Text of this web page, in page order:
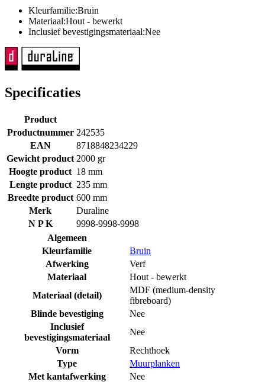
Kleurfamilie:Bruin
Materiaal:Hout - bewerkt
Inclusief bevestigingsmateriaal:Nee
Specificaties
Product
Productnummer 242535
EAN
8718848234229
Gewicht product 2000 gr
Hoogte product 18 mm
Lengte product 235 mm
Breedte product 600 mm
Merk
Duraline
N P K
9998-9998-9998
Algemeen
Kleurfamilie
Bruin
Afwerking
Verf
Materiaal
Hout - bewerkt
Materiaal (detail)
MDF (medium-density
fibreboard)
Blinde bevestiging
Nee
Inclusief
bevestigingsmateriaal
Nee
Vorm
Rechthoek
Type
Muurplanken
Met kantafwerking
Nee